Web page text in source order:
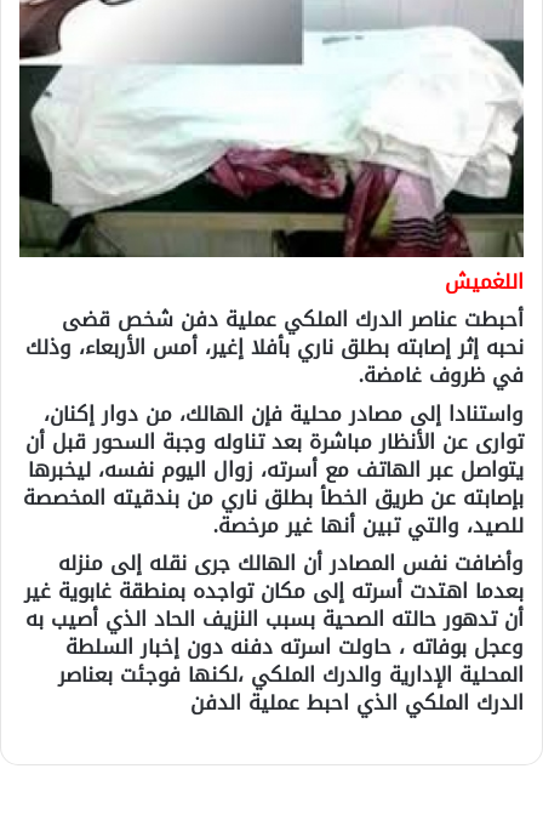
اللغميش
أحبطت عناصر الدرك الملكي عملية دفن شخص قضى
نحبه إثر إصابته بطلق ناري بأفلا إغير، أمس الأربعاء، وذلك
في ظروف غامضة.
واستنادا إلى مصادر محلية فإن الهالك، من دوار إكنان،
توارى عن الأنظار مباشرة بعد تناوله وجبة السحور قبل أن
يتواصل عبر الهاتف مع أسرته، زوال اليوم نفسه، ليخبرها
بإصابته عن طريق الخطأ بطلق ناري من بندقيته المخصصة
للصيد، والتي تبين أنها غير مرخصة.
وأضافت نفس المصادر أن الهالك جرى نقله إلى منزله
بعدما اهتدت أسرته إلى مكان تواجده بمنطقة غابوية غير
أن تدهور حالته الصحية بسبب النزيف الحاد الذي أصيب به
وعجل بوفاته ، حاولت اسرته دفنه دون إخبار السلطة
المحلية الإدارية والدرك الملكي ،لكنها فوجئت بعناصر
الدرك الملكي الذي احبط عملية الدفن